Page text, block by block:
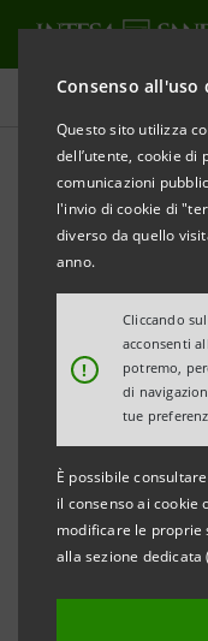
Consenso all'uso
Questo sito utilizza
dell’utente, cookie
comunicazioni
l'invio di cookie di
diverso da quello
anno.
!
Cliccando
acconsenti
potremo,
di
tue
È possibile
il consenso ai cookie
modificare le proprie
alla sezione dedicata (
Comunicati stampa
STAMPA AGGIORNA
INTESA
E RADDOPPIA
Milano, 30 ottobre
propria presenza
l'acquisizione della
dal fondo di
Flowers & Co.
Intesa Sanpaolo e
l'azionista di
azioni della banca